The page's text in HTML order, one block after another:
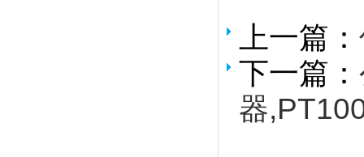
上一篇：
下一篇：
器